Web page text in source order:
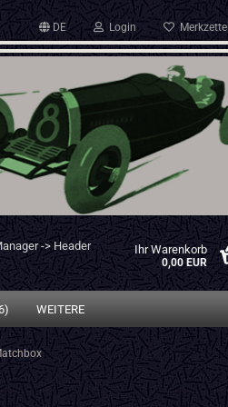
DE Login Merkzettel
-> Header Ihr Warenkorb
0,00 EUR
WEITERE